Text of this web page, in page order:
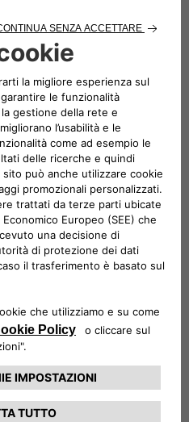
base alle tue esigenze:
in modalità elettrica
in modalità elettrica
a zero emissioni
anche a bassa velocità
pulito rendono gli interni
la qualità della vita a